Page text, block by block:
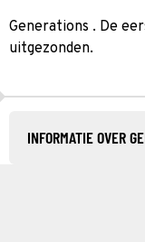
Generations . De
uitgezonden.
INFORMATIE OVER